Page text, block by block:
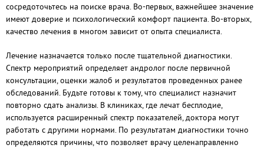
сосредоточьтесь на поиске врача. Во-первых, важнейшее значение
имеют доверие и психологический комфорт пациента. Во-вторых,
качество лечения в многом зависит от опыта специалиста.
Лечение назначается только после тщательной диагностики.
Спектр мероприятий определяет андролог после первичной
консультации, оценки жалоб и результатов проведенных ранее
обследований. Будьте готовы к тому, что специалист назначит
повторно сдать анализы. В клиниках, где лечат бесплодие,
используется расширенный спектр показателей, доктора могут
работать с другими нормами. По результатам диагностики точно
определяются причины, что позволяет врачу целенаправленно